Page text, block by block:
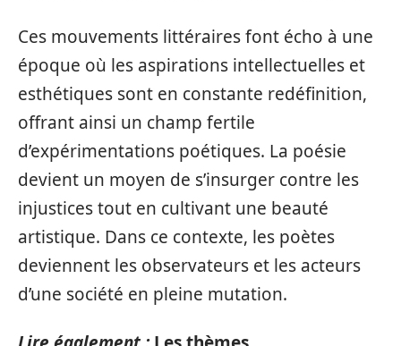
Ces mouvements littéraires font écho à une
époque où les aspirations intellectuelles et
esthétiques sont en constante redéfinition,
offrant ainsi un champ fertile
d’expérimentations poétiques. La poésie
devient un moyen de s’insurger contre les
injustices tout en cultivant une beauté
artistique. Dans ce contexte, les poètes
deviennent les observateurs et les acteurs
d’une société en pleine mutation.